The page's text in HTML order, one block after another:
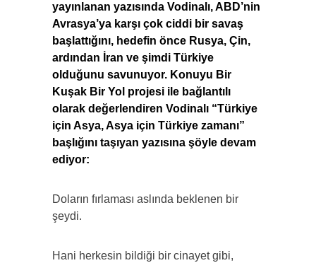
yayınlanan yazısında Vodinalı, ABD’nin
Avrasya’ya karşı çok ciddi bir savaş
başlattığını, hedefin önce Rusya, Çin,
ardından İran ve şimdi Türkiye
olduğunu savunuyor. Konuyu Bir
Kuşak Bir Yol projesi ile bağlantılı
olarak değerlendiren Vodinalı “Türkiye
için Asya, Asya için Türkiye zamanı”
başlığını taşıyan yazısına şöyle devam
ediyor:
Doların fırlaması aslında beklenen bir
şeydi.
Hani herkesin bildiği bir cinayet gibi,